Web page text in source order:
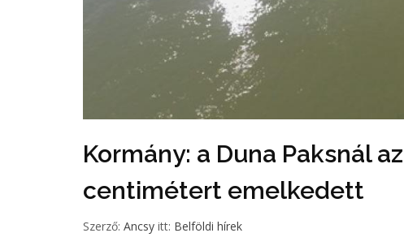
Kormány: a Duna Paksnál
centimétert emelkedett
Szerző: Ancsy itt: Belföldi hírek